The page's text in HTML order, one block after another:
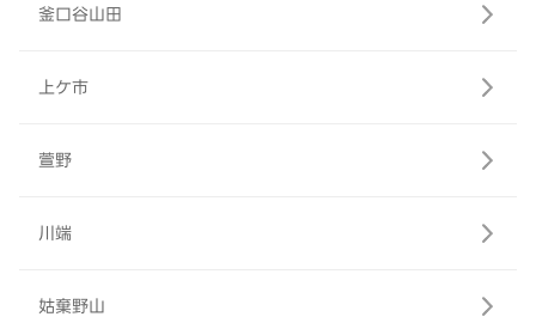
釜口谷山田
上ケ市
萱野
川端
姑棄野山